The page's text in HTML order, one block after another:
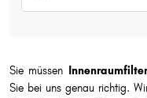
Sie müssen
Sie bei uns genau richtig.